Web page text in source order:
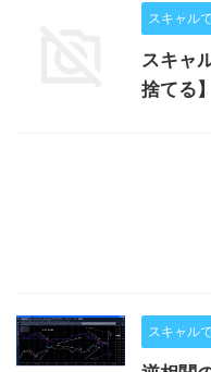
スキャル
スキャ
捨てる】
スキャル